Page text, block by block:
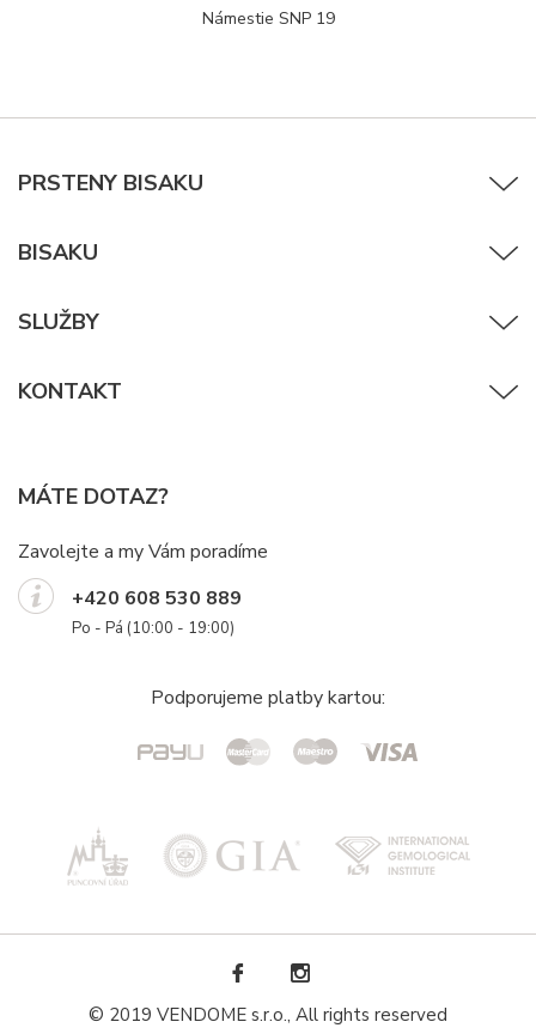
Námestie SNP 19
PRSTENY BISAKU
BISAKU
SLUŽBY
KONTAKT
MÁTE DOTAZ?
Zavolejte a my Vám poradíme
+420 608 530 889
Po - Pá (10:00 - 19:00)
Podporujeme platby kartou:
© 2019 VENDOME s.r.o., All rights reserved